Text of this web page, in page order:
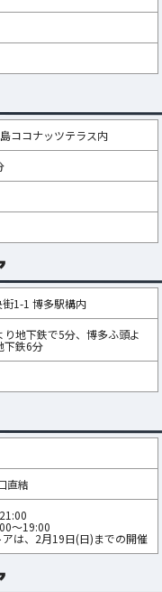
ココナッツテラス内
1-1 博多駅構内
地下鉄で5分、博多ふ頭よ
下鉄6分
直結
～19:00
は、2月19日(日)までの開催